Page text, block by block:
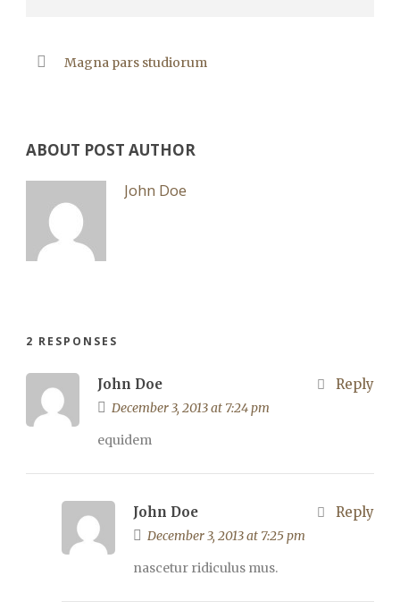
Magna pars studiorum
ABOUT POST AUTHOR
John Doe
2 RESPONSES
John Doe
December 3, 2013 at 7:24 pm
Reply
equidem
John Doe
December 3, 2013 at 7:25 pm
Reply
nascetur ridiculus mus.